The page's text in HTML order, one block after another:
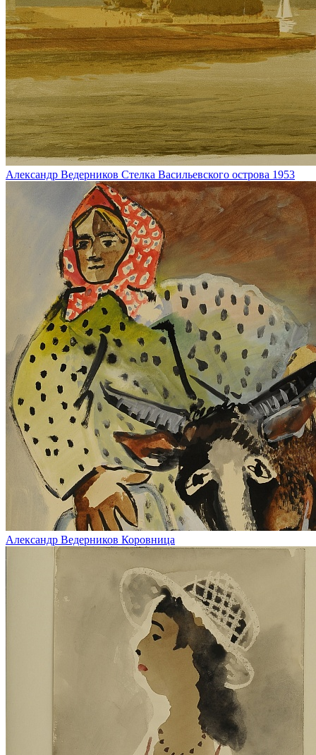
Александр Ведерников Стелка Васильевского острова 1953
Александр Ведерников Коровница